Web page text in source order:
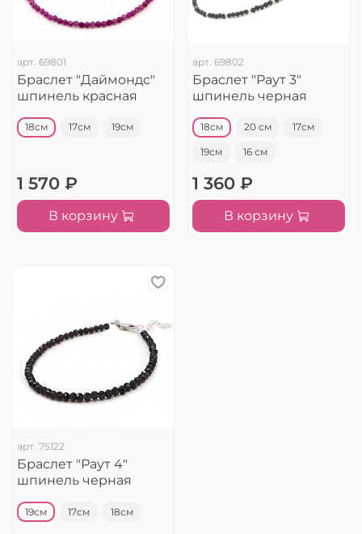
арт. 69801
Браслет "Даймондс"
шпинель красная
18см 17см 19см
1 570 ₽
В корзину
арт. 69802
Браслет "Раут 3"
шпинель черная
18см 20 см 17см
19см 16 см
1 360 ₽
В корзину
арт. 75122
Браслет "Раут 4"
шпинель черная
19см 17см 18см